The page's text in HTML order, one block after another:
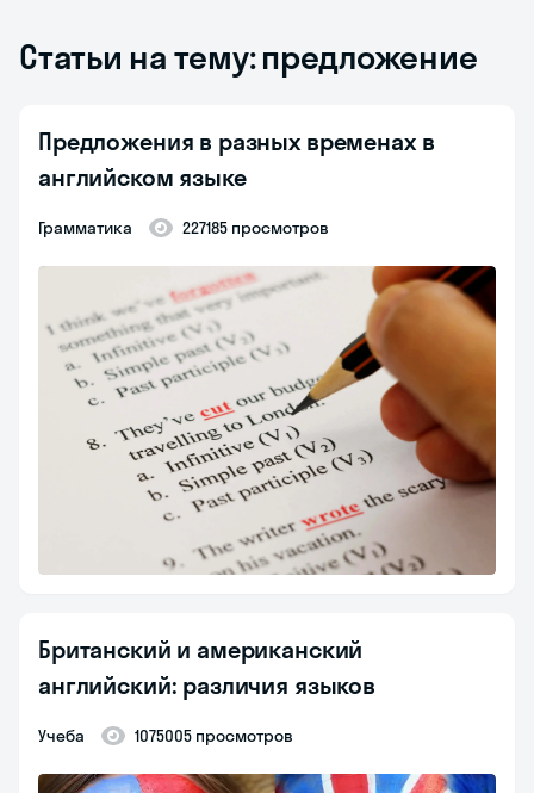
Статьи на тему: предложение
Предложения в разных временах в
английском языке
Грамматика 227185 просмотров
Британский и американский
английский: различия языков
Учеба 1075005 просмотров